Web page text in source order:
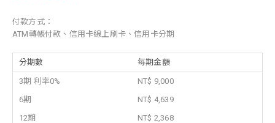
付款方式：
ATM轉帳付款、信用卡線上刷卡、信用卡分期
分期數 每期金額
3期 利率0%
NT$ 9,000
6期
NT$ 4,639
12期
NT$ 2,368